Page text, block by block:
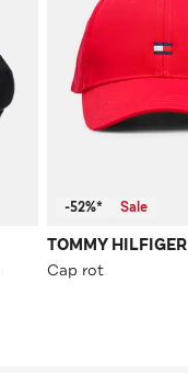
-52%* Sale
TOMMY HILFIGER
Cap rot